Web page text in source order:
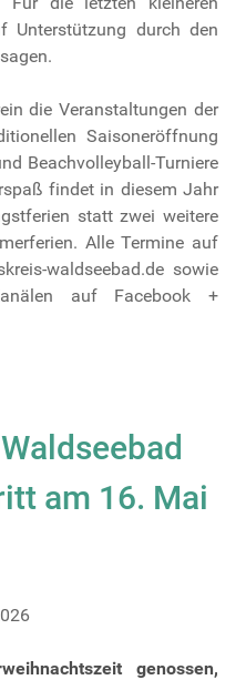
Unterstützung durch den
die Veranstaltungen der
Saisoneröffnung
Beachvolleyball-Turniere
findet in diesem Jahr
statt zwei weitere
Alle Termine auf
waldseebad.de sowie
auf Facebook +
am 16. Mai
genossen,